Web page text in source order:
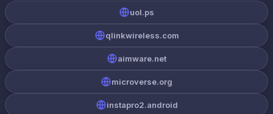
uol.ps
qlinkwireless.com
aimware.net
microverse.org
instapro2.android